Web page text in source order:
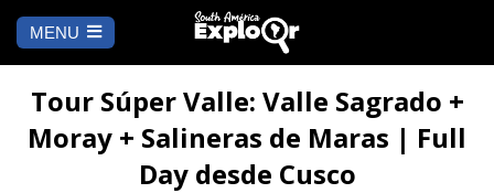
MENU
INICIO
A DÓNDE IR
a
Tour Súper Valle: Valle Sagrado +
Moray + Salineras de Maras | Full
Day desde Cusco